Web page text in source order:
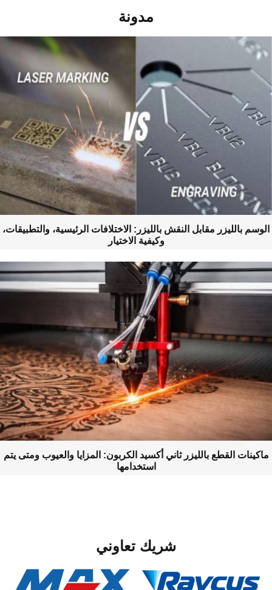
مدونة
بالليزر مقابل النقش بالليزر: الاختلافات الرئيسية، والتطبيقات،
وكيفية الاختيار
القطع بالليزر ثاني أكسيد الكربون: المزايا والعيوب ومتى يتم
استخدامها
شريك تعاوني